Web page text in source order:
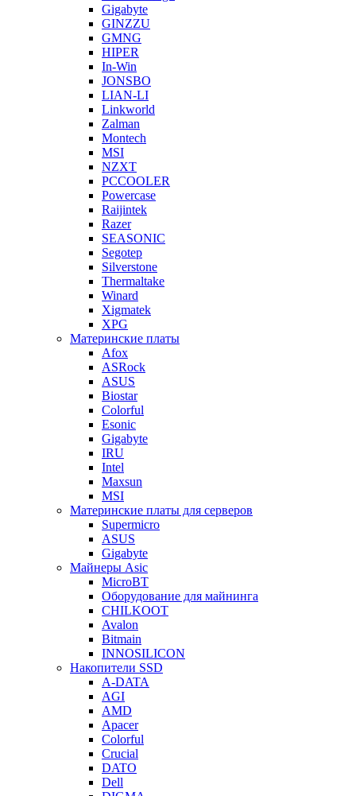
Gigabyte
GINZZU
GMNG
HIPER
In-Win
JONSBO
LIAN-LI
Linkworld
Zalman
Montech
MSI
NZXT
PCCOOLER
Powercase
Raijintek
Razer
SEASONIC
Segotep
Silverstone
Thermaltake
Winard
Xigmatek
XPG
Материнские платы
Afox
ASRock
ASUS
Biostar
Colorful
Esonic
Gigabyte
IRU
Intel
Maxsun
MSI
Материнские платы для серверов
Supermicro
ASUS
Gigabyte
Майнеры Asic
MicroBT
Оборудование для майнинга
CHILKOOT
Avalon
Bitmain
INNOSILICON
Накопители SSD
A-DATA
AGI
AMD
Apacer
Colorful
Crucial
DATO
Dell